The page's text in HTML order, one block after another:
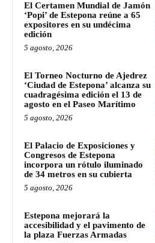
El Certamen Mundial de Jamón
‘Popi’ de Estepona reúne a 65
expositores en su undécima
edición
5 agosto, 2026
El Torneo Nocturno de Ajedrez
‘Ciudad de Estepona’ alcanza su
cuadragésima edición el 13 de
agosto en el Paseo Marítimo
5 agosto, 2026
El Palacio de Exposiciones y
Congresos de Estepona
incorpora un rótulo iluminado
de 34 metros en su cubierta
5 agosto, 2026
Estepona mejorará la
accesibilidad y el pavimento de
la plaza Fuerzas Armadas